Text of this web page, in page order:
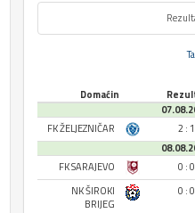
Domaćin
FK ŽELJEZNIČAR
2 : 1
FK SARAJEVO
0 : 0
NK ŠIROKI
BRIJEG
0 : 0